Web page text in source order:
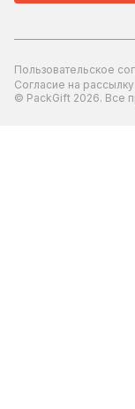
Пользовательское
Согласие на рассылку
© PackGift 2026. Все